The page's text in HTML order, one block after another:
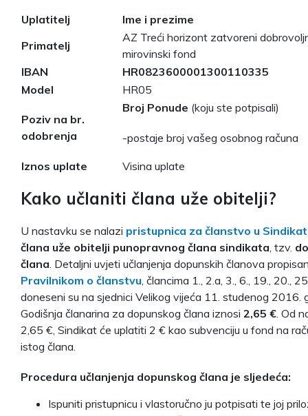
Uplatitelj
Ime i prezime
Primatelj
AZ Treći horizont zatvoreni
mirovinski fond
IBAN
HR0823600001300110335
Model
HR05
Poziv na br.
odobrenja
Broj Ponude (koju ste potpisali)
-postaje broj vašeg osobnog računa
Iznos uplate Visina uplate
Kako učlaniti člana uže obitelji?
U nastavku se nalazi pristupnica za članstvo u
člana uže obitelji punopravnog člana sindikata , tzv.
člana . Detaljni uvjeti učlanjenja dopunskih članova
Pravilnikom o članstvu , člancima 1., 2.a, 3., 6., 19., 20.,
doneseni su na sjednici Velikog vijeća 11. studenog 2016.
Godišnja članarina za dopunskog člana iznosi 2,65 € . Od
2,65 €, Sindikat će uplatiti 2 € kao subvenciju u fond na
istog člana.
Procedura učlanjenja dopunskog člana je sljedeća:
Ispuniti pristupnicu i vlastoručno ju potpisati te joj